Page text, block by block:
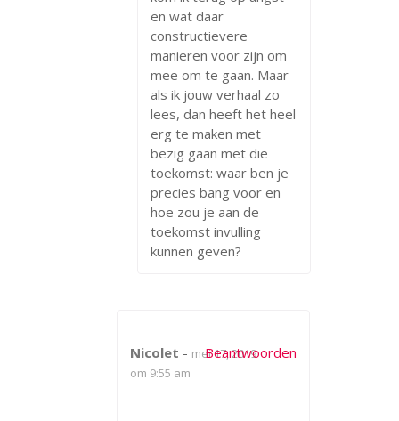
en wat daar
constructievere
manieren voor zijn om
mee om te gaan. Maar
als ik jouw verhaal zo
lees, dan heeft het heel
erg te maken met
bezig gaan met die
toekomst: waar ben je
precies bang voor en
hoe zou je aan de
toekomst invulling
kunnen geven?
Nicolet - mei 17, 2019
om 9:55 am
Beantwoorden